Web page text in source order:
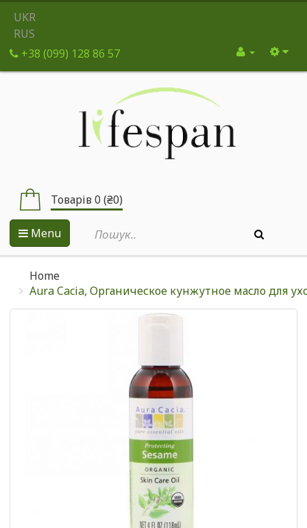
UKR
RUS
+38 (099) 128 86 57
Товарів 0 (₴0)
Menu
Home
Aura Cacia, Органическое кунжутное масло для